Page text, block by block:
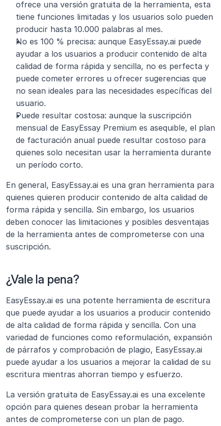
ofrece una versión gratuita de la herramienta, esta
tiene funciones limitadas y los usuarios solo pueden
producir hasta 10.000 palabras al mes.
No es 100 % precisa: aunque EasyEssay.ai puede
ayudar a los usuarios a producir contenido de alta
calidad de forma rápida y sencilla, no es perfecta y
puede cometer errores u ofrecer sugerencias que
no sean ideales para las necesidades específicas del
usuario.
Puede resultar costosa: aunque la suscripción
mensual de EasyEssay Premium es asequible, el plan
de facturación anual puede resultar costoso para
quienes solo necesitan usar la herramienta durante
un período corto.
En general, EasyEssay.ai es una gran herramienta para
quienes quieren producir contenido de alta calidad de
forma rápida y sencilla. Sin embargo, los usuarios
deben conocer las limitaciones y posibles desventajas
de la herramienta antes de comprometerse con una
suscripción.
¿Vale la pena?
EasyEssay.ai es una potente herramienta de escritura
que puede ayudar a los usuarios a producir contenido
de alta calidad de forma rápida y sencilla. Con una
variedad de funciones como reformulación, expansión
de párrafos y comprobación de plagio, EasyEssay.ai
puede ayudar a los usuarios a mejorar la calidad de su
escritura mientras ahorran tiempo y esfuerzo.
La versión gratuita de EasyEssay.ai es una excelente
opción para quienes desean probar la herramienta
antes de comprometerse con un plan de pago.